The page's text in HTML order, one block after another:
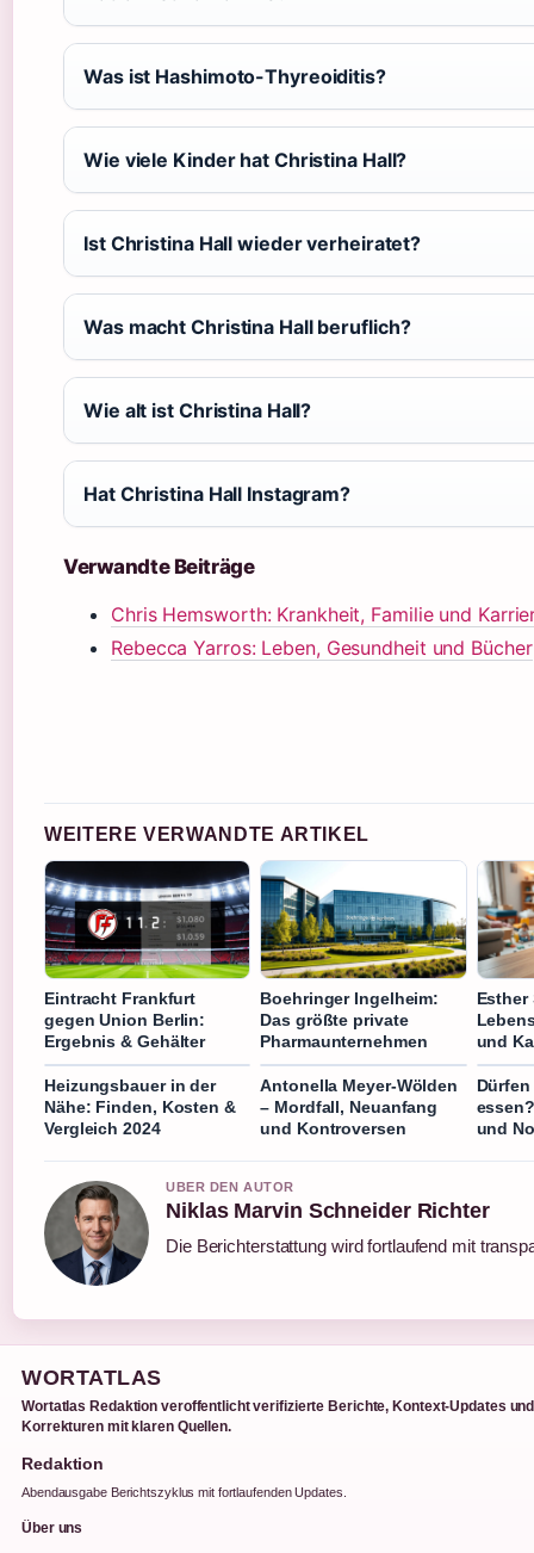
Was ist Hashimoto-Thyreoiditis?
Wie viele Kinder hat Christina Hall?
Ist Christina Hall wieder verheiratet?
Was macht Christina Hall beruflich?
Wie alt ist Christina Hall?
Hat Christina Hall Instagram?
Verwandte Beiträge
Chris Hemsworth: Krankheit, Familie und
Rebecca Yarros: Leben, Gesundheit und Bücher
WEITERE VERWANDTE ARTIKEL
Eintracht Frankfurt
gegen Union Berlin:
Ergebnis & Gehälter
Boehringer Ingelheim:
Das größte private
Pharmaunternehmen
Esther
und
Heizungsbauer in der
Nähe: Finden, Kosten &
Vergleich 2024
Antonella Meyer-Wölden
– Mordfall, Neuanfang
und Kontroversen
und
UBER DEN AUTOR
Niklas Marvin Schneider Richter
Die Berichterstattung wird fortlaufend mit
WORTATLAS
Wortatlas Redaktion veroffentlicht verifizierte Berichte, Kontext-Updates und
Korrekturen mit klaren Quellen.
Redaktion
Abendausgabe Berichtszyklus mit fortlaufenden Updates.
Über uns